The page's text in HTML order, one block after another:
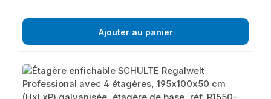
Ajouter au panier